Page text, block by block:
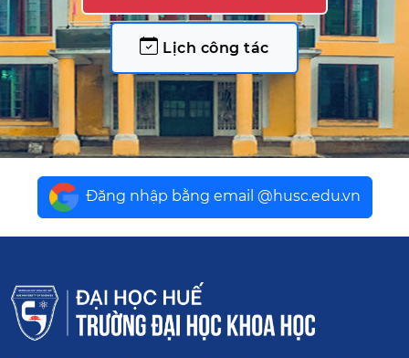
Lịch công tác
Đăng nhập bằng email @husc.edu.vn